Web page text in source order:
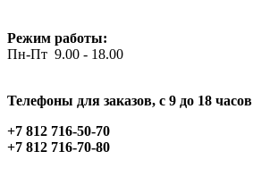
Режим работы:
Пн-Пт 9.00 - 18.00
Телефоны для заказов, c 9 до 18 часов
+7 812 716-50-70
+7 812 716-70-80